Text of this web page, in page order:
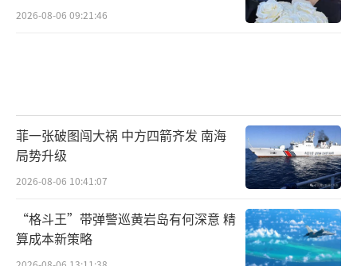
2026-08-06 09:21:46
菲一张破图闯大祸 中方四箭齐发 南海
局势升级
2026-08-06 10:41:07
“格斗王”带弹警巡黄岩岛有何深意 精
算成本新策略